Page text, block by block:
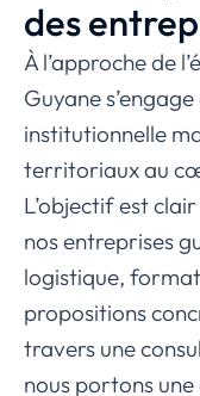
des
À l’approche de
Guyane
institutionnelle
territoriaux au
L’objectif est
nos entreprises
logistique,
propositions
travers une
nous portons